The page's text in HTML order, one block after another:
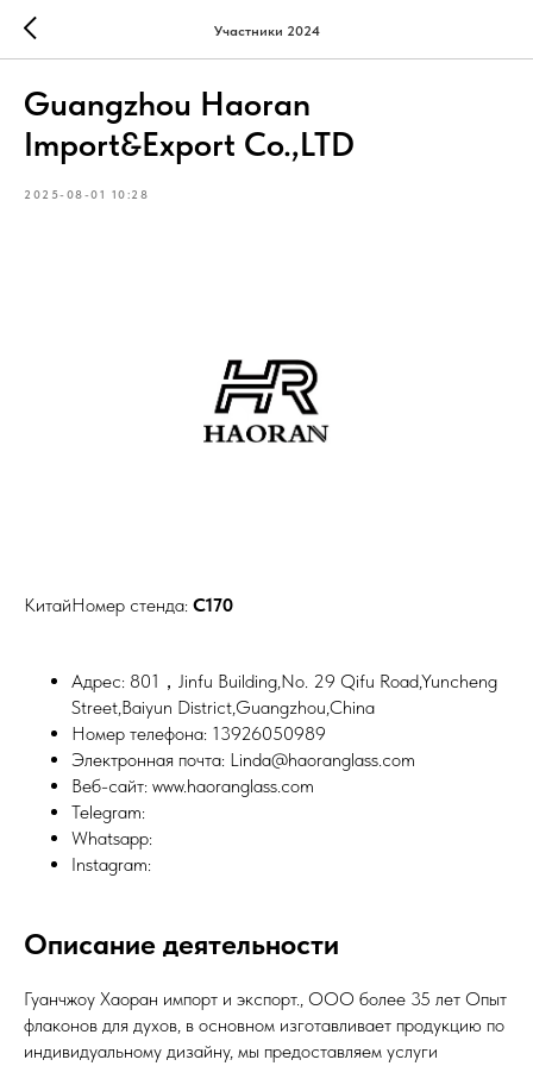
Участники 2024
Guangzhou Haoran
Import&Export Co.,LTD
2025-08-01 10:28
КитайНомер стенда: C170
Адрес: 801，Jinfu Building,No. 29 Qifu Road,Yuncheng
Street,Baiyun District,Guangzhou,China
Номер телефона: 13926050989
Электронная почта: Linda@haoranglass.com
Веб-сайт: www.haoranglass.com
Telegram:
Whatsapp:
Instagram:
Описание деятельности
Гуанчжоу Хаоран импорт и экспорт., ООО более 35 лет Опыт
флаконов для духов, в основном изготавливает продукцию по
индивидуальному дизайну, мы предоставляем услуги